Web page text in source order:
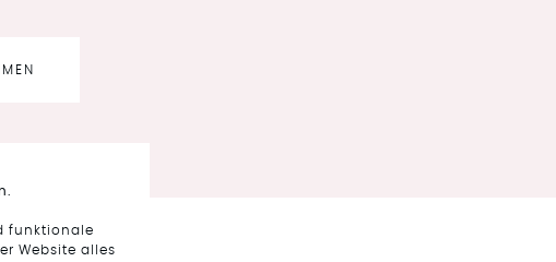
funktionale
Website alles